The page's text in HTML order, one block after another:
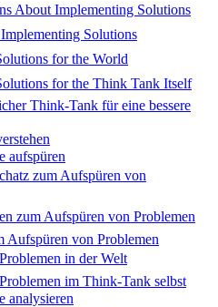
About Implementing Solutions
Solutions
for the World
for the Think Tank Itself
Think-Tank für eine bessere
aufspüren
zum Aufspüren von
zum Aufspüren von Problemen
von Problemen
in der Welt
im Think-Tank selbst